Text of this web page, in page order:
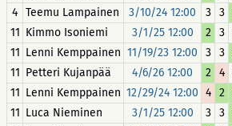
4 Teemu Lampainen 3/10/24 12:00 3 3
11 Kimmo Isoniemi 3/1/25 12:00 2 3
11 Lenni Kemppainen 11/19/23 12:00 3 3
11 Petteri Kujanpää 4/6/26 12:00 2 4
11 Lenni Kemppainen 12/29/24 12:00 4 2
11 Luca Nieminen 3/1/25 12:00 3 3